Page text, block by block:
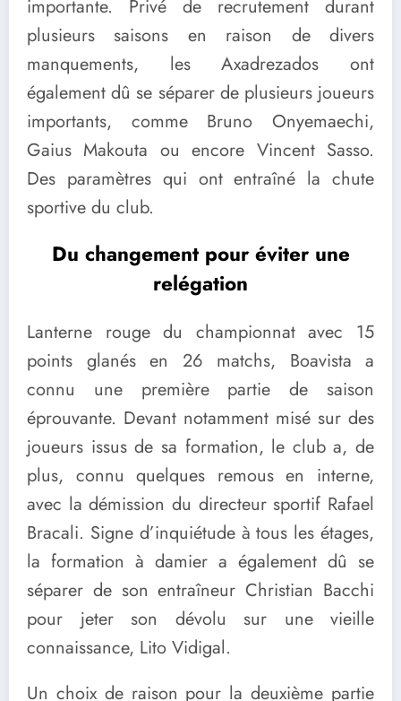
importante. Privé de recrutement durant
plusieurs saisons en raison de divers
manquements, les Axadrezados ont
également dû se séparer de plusieurs joueurs
importants, comme Bruno Onyemaechi,
Gaius Makouta ou encore Vincent Sasso.
Des paramètres qui ont entraîné la chute
sportive du club.
Du changement pour éviter une
relégation
Lanterne rouge du championnat avec 15
points glanés en 26 matchs, Boavista a
connu une première partie de saison
éprouvante. Devant notamment misé sur des
joueurs issus de sa formation, le club a, de
plus, connu quelques remous en interne,
avec la démission du directeur sportif Rafael
Bracali. Signe d’inquiétude à tous les étages,
la formation à damier a également dû se
séparer de son entraîneur Christian Bacchi
pour jeter son dévolu sur une vieille
connaissance, Lito Vidigal.
Un choix de raison pour la deuxième partie